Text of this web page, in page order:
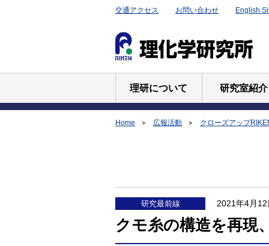
交通アクセス お問い合わせ English
理研について 研究室紹介
Home 広報活動 クローズアップ
研究最前線 2021年4月12
クモ糸の構造を再現